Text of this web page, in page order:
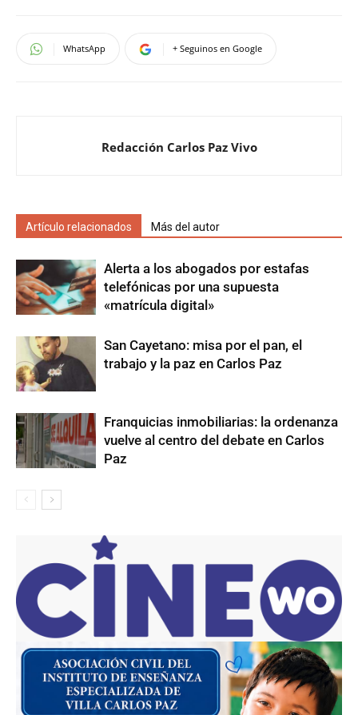
WhatsApp + Seguinos en Google
Redacción Carlos Paz Vivo
Artículo relacionados Más del autor
Alerta a los abogados por estafas
telefónicas por una supuesta
«matrícula digital»
San Cayetano: misa por el pan, el
trabajo y la paz en Carlos Paz
Franquicias inmobiliarias: la ordenanza
vuelve al centro del debate en Carlos
Paz